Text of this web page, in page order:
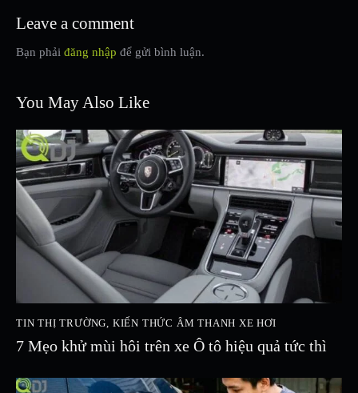
Leave a comment
Bạn phải đăng nhập để gửi bình luận.
You May Also Like
TIN THỊ TRƯỜNG, KIẾN THỨC ÂM THANH XE HƠI
7 Mẹo khử mùi hôi trên xe Ô tô hiệu quả tức thì